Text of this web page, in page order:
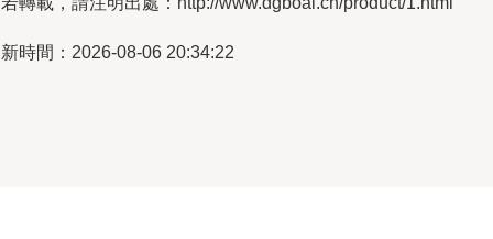
時間：2026-08-06 20:34:22